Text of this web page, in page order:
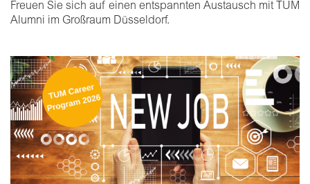
Freuen Sie sich auf einen entspannten Austausch mit TUM
Alumni im Großraum Düsseldorf.